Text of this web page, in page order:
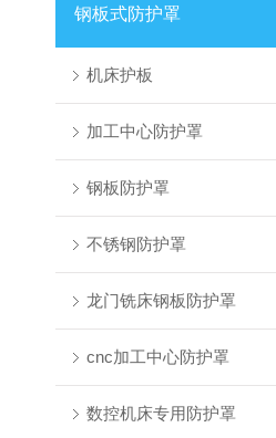
钢板式防护罩
机床护板
加工中心防护罩
钢板防护罩
不锈钢防护罩
龙门铣床钢板防护罩
cnc加工中心防护罩
数控机床专用防护罩